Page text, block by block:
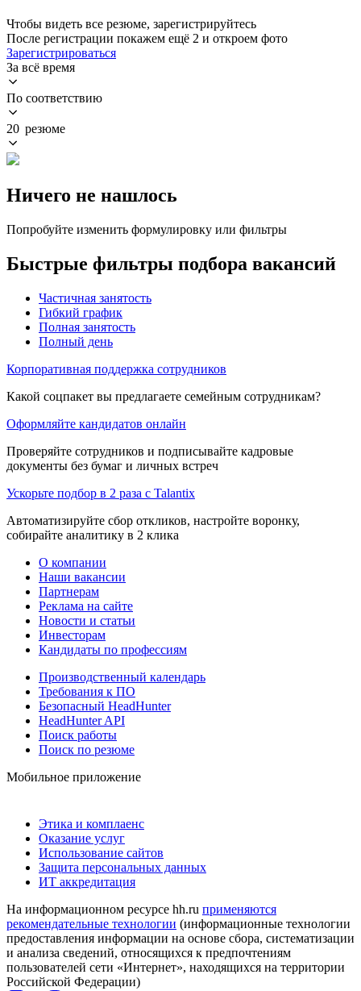
Чтобы видеть все резюме, зарегистрируйтесь
После регистрации покажем ещё 2 и откроем фото
Зарегистрироваться
За всё время
По соответствию
20 резюме
Ничего не нашлось
Попробуйте изменить формулировку или фильтры
Быстрые фильтры подбора вакансий
Частичная занятость
Гибкий график
Полная занятость
Полный день
Корпоративная поддержка сотрудников
Какой соцпакет вы предлагаете семейным сотрудникам?
Оформляйте кандидатов онлайн
Проверяйте сотрудников и подписывайте кадровые
документы без бумаг и личных встреч
Ускорьте подбор в 2 раза с Talantix
Автоматизируйте сбор откликов, настройте воронку,
собирайте аналитику в 2 клика
О компании
Наши вакансии
Партнерам
Реклама на сайте
Новости и статьи
Инвесторам
Кандидаты по профессиям
Производственный календарь
Требования к ПО
Безопасный HeadHunter
HeadHunter API
Поиск работы
Поиск по резюме
Мобильное приложение
Этика и комплаенс
Оказание услуг
Использование сайтов
Защита персональных данных
ИТ аккредитация
На информационном ресурсе hh.ru применяются
рекомендательные технологии (информационные технологии
предоставления информации на основе сбора, систематизации
и анализа сведений, относящихся к предпочтениям
пользователей сети «Интернет», находящихся на территории
Российской Федерации)